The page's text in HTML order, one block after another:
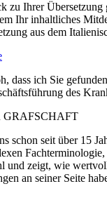
zu Ihrer
Ihr inhaltliches
aus dem
ich Sie
des
schon seit über 15
und zeigt, wie
an seiner Seite